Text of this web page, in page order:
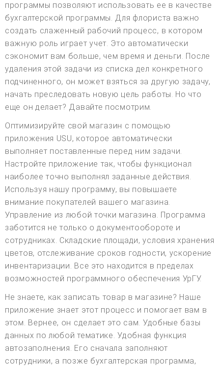
программы позволяют использовать ее в качестве
бухгалтерской программы. Для флориста важно
создать слаженный рабочий процесс, в котором
важную роль играет учет. Это автоматически
сэкономит вам больше, чем время и деньги. После
удаления этой задачи из списка дел конкретного
подчиненного, он может взяться за другую задачу,
начать преследовать новую цель работы. Но что
еще он делает? Давайте посмотрим.
Оптимизируйте свой магазин с помощью
приложения USU, которое автоматически
выполняет поставленные перед ним задачи.
Настройте приложение так, чтобы функционал
наиболее точно выполнял заданные действия.
Используя нашу программу, вы повышаете
внимание покупателей вашего магазина.
Управление из любой точки магазина. Программа
заботится не только о документообороте и
сотрудниках. Складские площади, условия хранения
цветов, отслеживание сроков годности, ускорение
инвентаризации. Все это находится в пределах
возможностей программного обеспечения УрГУ.
Не знаете, как записать товар в магазине? Наше
приложение знает этот процесс и помогает вам в
этом. Вернее, он сделает это сам. Удобные базы
данных по любой тематике. Удобная функция
автозаполнения. Его сначала заполняют
сотрудники, а позже бухгалтерская программа,